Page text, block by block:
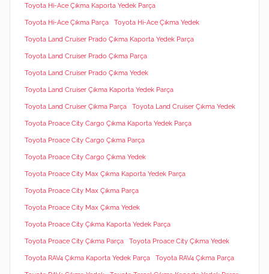
Toyota Hi-Ace Çıkma Kaporta Yedek Parça
Toyota Hi-Ace Çıkma Parça Toyota Hi-Ace Çıkma Yedek
Toyota Land Cruiser Prado Çıkma Kaporta Yedek Parça
Toyota Land Cruiser Prado Çıkma Parça
Toyota Land Cruiser Prado Çıkma Yedek
Toyota Land Cruiser Çıkma Kaporta Yedek Parça
Toyota Land Cruiser Çıkma Parça Toyota Land Cruiser Çıkma Yedek
Toyota Proace City Cargo Çıkma Kaporta Yedek Parça
Toyota Proace City Cargo Çıkma Parça
Toyota Proace City Cargo Çıkma Yedek
Toyota Proace City Max Çıkma Kaporta Yedek Parça
Toyota Proace City Max Çıkma Parça
Toyota Proace City Max Çıkma Yedek
Toyota Proace City Çıkma Kaporta Yedek Parça
Toyota Proace City Çıkma Parça Toyota Proace City Çıkma Yedek
Toyota RAV4 Çıkma Kaporta Yedek Parça Toyota RAV4 Çıkma Parça